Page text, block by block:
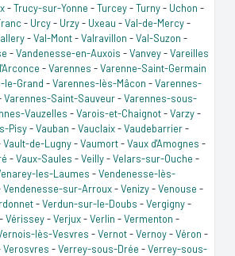
-Trucy-sur-Yonne -Turcey-Turny- Uchon -
- Urcy- Urzy- Uxeau -Val-de-Mercy-
-Val-Mont-Valravillon -Val-Suzon -
-Vandenesse-en-Auxois -Vanvey-Vareilles
-Varennes -Varenne-Saint-Germain
le-Grand -Varennes-lès-Mâcon -Varennes-
Varennes-Saint-Sauveur-Varennes-sous-
Vauzelles -Varois-et-Chaignot-Varzy-
Pisy-Vauban -Vauclaix-Vaudebarrier-
Vault-de-Lugny-Vaumort-Vaux d'Amognes -
-Vaux-Saules -Veilly-Velars-sur-Ouche -
les-Laumes -Vendenesse-lès-
Vendenesse-sur-Arroux-Venizy-Venouse -
-Verdun-sur-le-Doubs -Vergigny-
-Vérissey-Verjux-Verlin -Vermenton -
lès-Vesvres -Vernot-Vernoy-Véron -
Verosvres -Verrey-sous-Drée -Verrey-sous-